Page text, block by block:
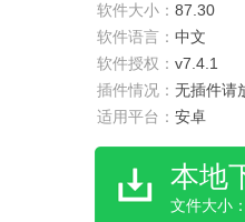
软件大小： 87.30
软件语言： 中文
软件授权： v7.4.1
插件情况： 无插件请
适用平台： 安卓
本地
文件大小